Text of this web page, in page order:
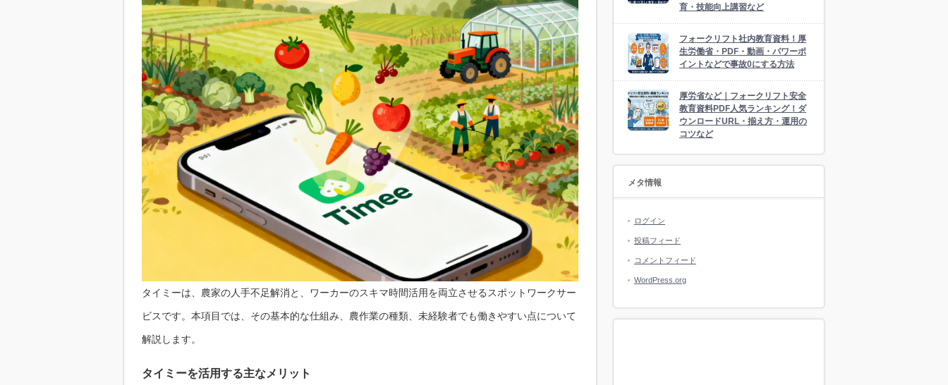
タイミー は、農家の人手不足解消と、ワーカーのスキマ時間活用を両立させるスポットワークサー
ビスです。本項目では、その基本的な仕組み、農作業の種類、未経験者でも働きやすい点について
解説します。
タイミーを活用する主なメリット
育・技能向上講習など
フォークリフト社内教育資料！厚
生労働省・PDF・動画・パワーポ
イントなどで事故0にする方法
厚労省など｜フォークリフト安全
教育資料PDF人気ランキング！ダ
ウンロードURL・揃え方・運用の
コツなど
メタ情報
ログイン
投稿フィード
コメントフィード
WordPress.org